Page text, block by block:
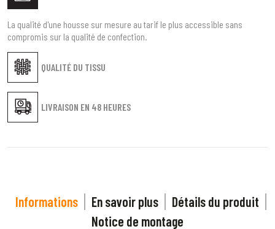
QUALITÉ DU TISSU
LIVRAISON EN 48 HEURES
La qualité d'une housse sur mesure au tarif le plus accessible sans
compromis sur la qualité de confection.
Informations En savoir plus
Détails du produit
Notice de montage